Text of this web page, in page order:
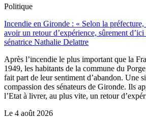
Politique
Incendie en Gironde : « Selon la
avoir un retour d’expérience, sûrement
sénatrice Nathalie Delattre
Après l’incendie le plus important que la
1949, les habitants de la commune du
fait part de leur sentiment d’abandon. Une
compassion des sénateurs de Gironde. Ils
l’Etat à livrer, au plus vite, un retour
Le 4 août 2026